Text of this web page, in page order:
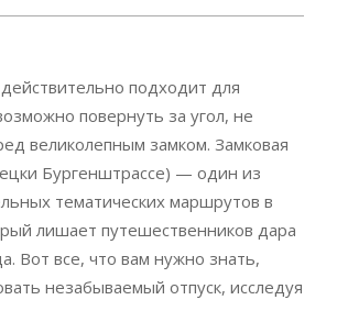
подходит для
повернуть за угол, не
великолепным замком. Замковая
Бургенштрассе) — один из
тематических маршрутов в
лишает путешественников дара
Вот все, что вам нужно знать,
незабываемый отпуск, исследуя